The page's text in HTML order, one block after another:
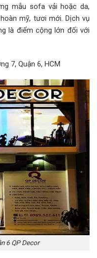
mẫu sofa vải hoặc da,
mỹ, tươi mới. Dịch vụ
là điểm cộng lớn đối với
7, Quận 6, HCM
6 QP Decor